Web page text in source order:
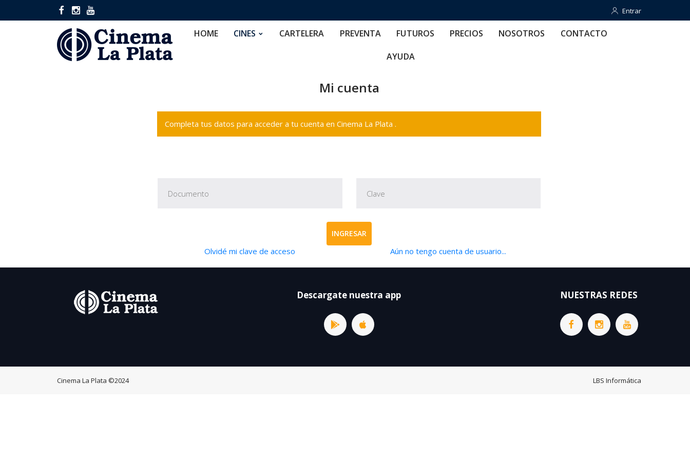
Entrar
Entrar
HOME CINES CARTELERA PREVENTA FUTUROS PRECIOS NOSOTROS CONTACTO
AYUDA
Mi cuenta
Completa tus datos para acceder a tu cuenta en Cinema La Plata .
INGRESAR
Olvidé mi clave de acceso Aún no tengo cuenta de usuario...
Descargate nuestra app NUESTRAS REDES
Cinema La Plata ©2024 LBS Informática